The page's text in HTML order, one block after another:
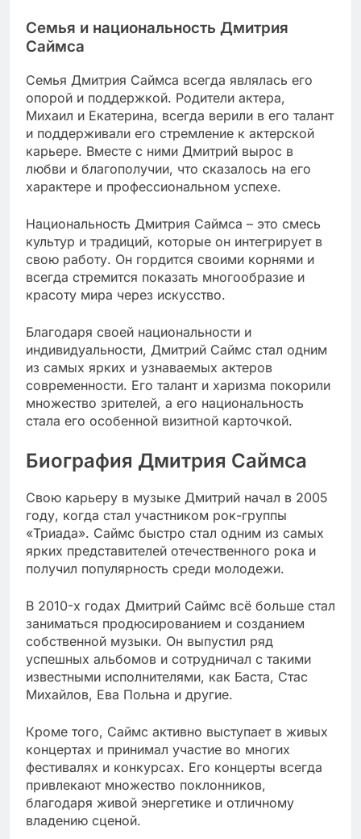
Семья и национальность Дмитрия
Саймса
Семья Дмитрия Саймса всегда являлась его
опорой и поддержкой. Родители актера,
Михаил и Екатерина, всегда верили в его талант
и поддерживали его стремление к актерской
карьере. Вместе с ними Дмитрий вырос в
любви и благополучии, что сказалось на его
характере и профессиональном успехе.
Национальность Дмитрия Саймса – это смесь
культур и традиций, которые он интегрирует в
свою работу. Он гордится своими корнями и
всегда стремится показать многообразие и
красоту мира через искусство.
Благодаря своей национальности и
индивидуальности, Дмитрий Саймс стал одним
из самых ярких и узнаваемых актеров
современности. Его талант и харизма покорили
множество зрителей, а его национальность
стала его особенной визитной карточкой.
Биография Дмитрия Саймса
Свою карьеру в музыке Дмитрий начал в 2005
году, когда стал участником рок-группы
«Триада». Саймс быстро стал одним из самых
ярких представителей отечественного рока и
получил популярность среди молодежи.
В 2010-х годах Дмитрий Саймс всё больше стал
заниматься продюсированием и созданием
собственной музыки. Он выпустил ряд
успешных альбомов и сотрудничал с такими
известными исполнителями, как Баста, Стас
Михайлов, Ева Польна и другие.
Кроме того, Саймс активно выступает в живых
концертах и принимал участие во многих
фестивалях и конкурсах. Его концерты всегда
привлекают множество поклонников,
благодаря живой энергетике и отличному
владению сценой.